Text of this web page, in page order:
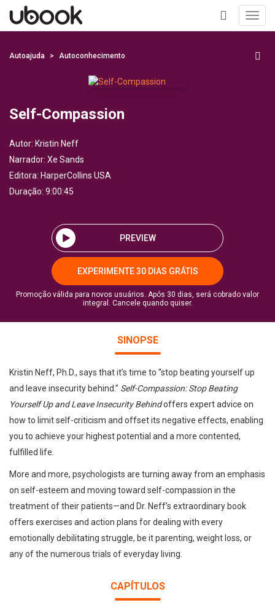
+
Autoajuda Autoconhecimento
Self-Compassion
Autor: Kristin Neff
Narrador: Xe Sands
Editora: HarperCollins USA
Duração: 9:00:45
PREVIEW
EXPERIMENTE 30 DIAS GRÁTIS
Promoção válida para novos usuários. Após 30 dias, será cobrado valor
integral. Cancele quando quiser.
SINOPSE
Kristin Neff, Ph.D., says that it’s time to “stop beating yourself up
and leave insecurity behind.” Self-Compassion: Stop Beating
Yourself Up and Leave Insecurity Behindoffers expert advice on
how to limit self-criticism and offset its negative effects, enabling
you to achieve your highest potential and a more contented,
fulfilled life.
More and more, psychologists are turning away from an emphasis
on self-esteem and moving toward self-compassion in the
treatment of their patients—and Dr. Neff’s extraordinary book
offers exercises and action plans for dealing with every
emotionally debilitating struggle, be it parenting, weight loss, or
any of the numerous trials of everyday living.
CAPÍTULOS